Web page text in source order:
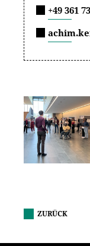
+49 361
ZURÜCK